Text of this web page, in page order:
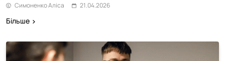
Симоненко Аліса 21.04.2026
Більше